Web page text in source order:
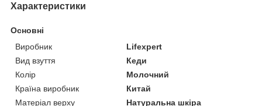
Характеристики
Основні
Виробник
Lifexpert
Вид взуття
Кеди
Колір
Молочний
Країна виробник
Китай
Матеріал верху
Натуральна шкіра